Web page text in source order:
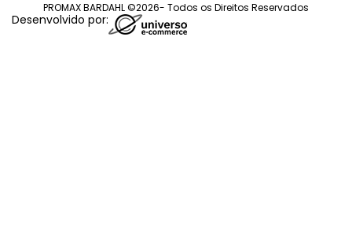
PROMAX BARDAHL ©2026- Todos os Direitos Reservados
Desenvolvido por: